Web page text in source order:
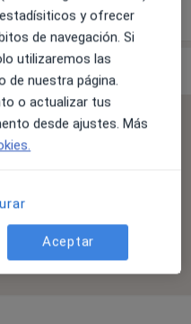
del especialista, la
y ofrecer
de navegación. Si
utilizaremos las
de nuestra página.
o actualizar tus
desde ajustes. Más
Aceptar